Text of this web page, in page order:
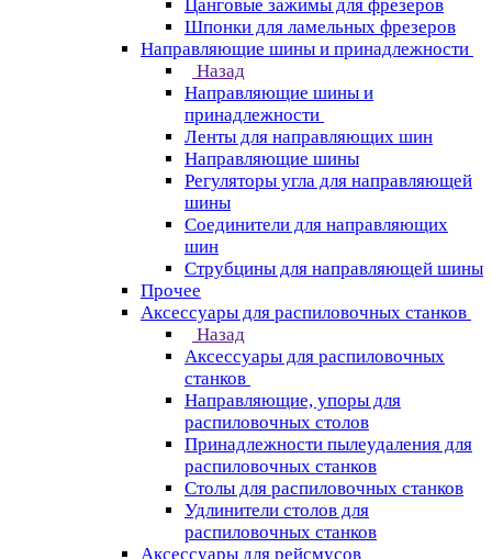
Цанговые зажимы для фрезеров
Шпонки для ламельных фрезеров
Направляющие шины и принадлежности
Назад
Направляющие шины и
принадлежности
Ленты для направляющих шин
Направляющие шины
Регуляторы угла для направляющей
шины
Соединители для направляющих
шин
Струбцины для направляющей шины
Прочее
Аксессуары для распиловочных станков
Назад
Аксессуары для распиловочных
станков
Направляющие, упоры для
распиловочных столов
Принадлежности пылеудаления для
распиловочных станков
Столы для распиловочных станков
Удлинители столов для
распиловочных станков
Аксессуары для рейсмусов